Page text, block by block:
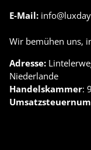
E-Mail:
Wir bemühen uns,
Adresse:
Niederlande
Handelskammer: